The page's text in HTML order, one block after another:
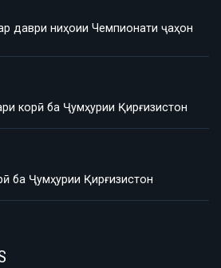
даври ниҳоии Чемпионати ҷаҳон
корӣ ба Ҷумҳурии Қирғизистон
ба Ҷумҳурии Қирғизистон